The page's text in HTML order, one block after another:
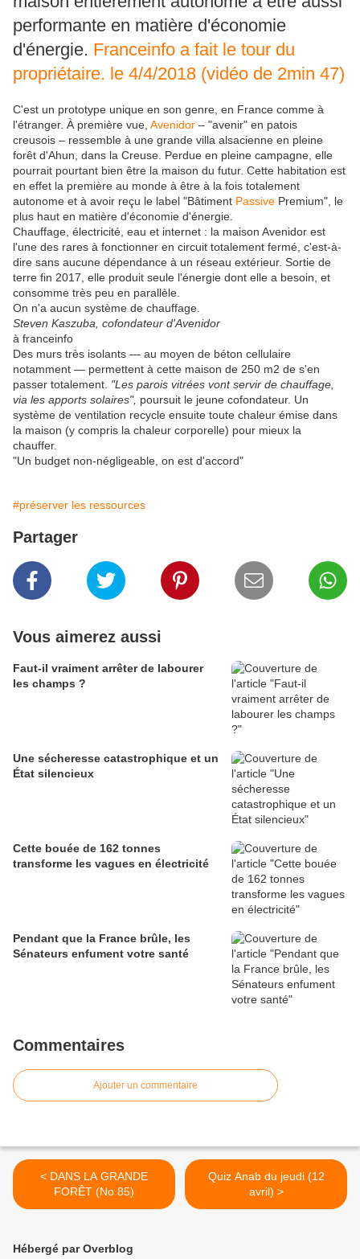
performante en matière d'économie
d'énergie. Franceinfo a fait le tour du
propriétaire. le 4/4/2018 (vidéo de 2min 47)
C'est un prototype unique en son genre, en France comme à
l'étranger. À première vue, Avenidor – "avenir" en patois
creusois – ressemble à une grande villa alsacienne en pleine
forêt d'Ahun, dans la Creuse. Perdue en pleine campagne, elle
pourrait pourtant bien être la maison du futur. Cette habitation est
en effet la première au monde à être à la fois totalement
autonome et à avoir reçu le label "Bâtiment Passive Premium", le
plus haut en matière d'économie d'énergie.
Chauffage, électricité, eau et internet : la maison Avenidor est
l'une des rares à fonctionner en circuit totalement fermé, c'est-à-
dire sans aucune dépendance à un réseau extérieur. Sortie de
terre fin 2017, elle produit seule l'énergie dont elle a besoin, et
consomme très peu en parallèle.
On n'a aucun système de chauffage.
Steven Kaszuba, cofondateur d'Avenidor
à franceinfo
Des murs très isolants — au moyen de béton cellulaire
notamment — permettent à cette maison de 250 m2 de s'en
passer totalement. "Les parois vitrées vont servir de chauffage,
via les apports solaires", poursuit le jeune cofondateur. Un
système de ventilation recycle ensuite toute chaleur émise dans
la maison (y compris la chaleur corporelle) pour mieux la
chauffer.
"Un budget non-négligeable, on est d'accord"
#préserver les ressources
Partager
Vous aimerez aussi
Faut‑il vraiment arrêter de labourer
les champs ?
Une sécheresse catastrophique et un
État silencieux
Cette bouée de 162 tonnes
transforme les vagues en électricité
Pendant que la France brûle, les
Sénateurs enfument votre santé
Commentaires
Ajouter un commentaire
< DANS LA GRANDE
FORÊT (No 85)
Quiz Anab du jeudi (12
avril) >
Hébergé par Overblog